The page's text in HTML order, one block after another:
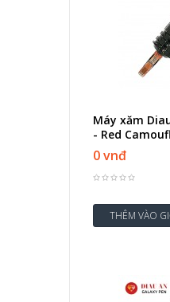
Máy xăm
- Red
0 vnđ